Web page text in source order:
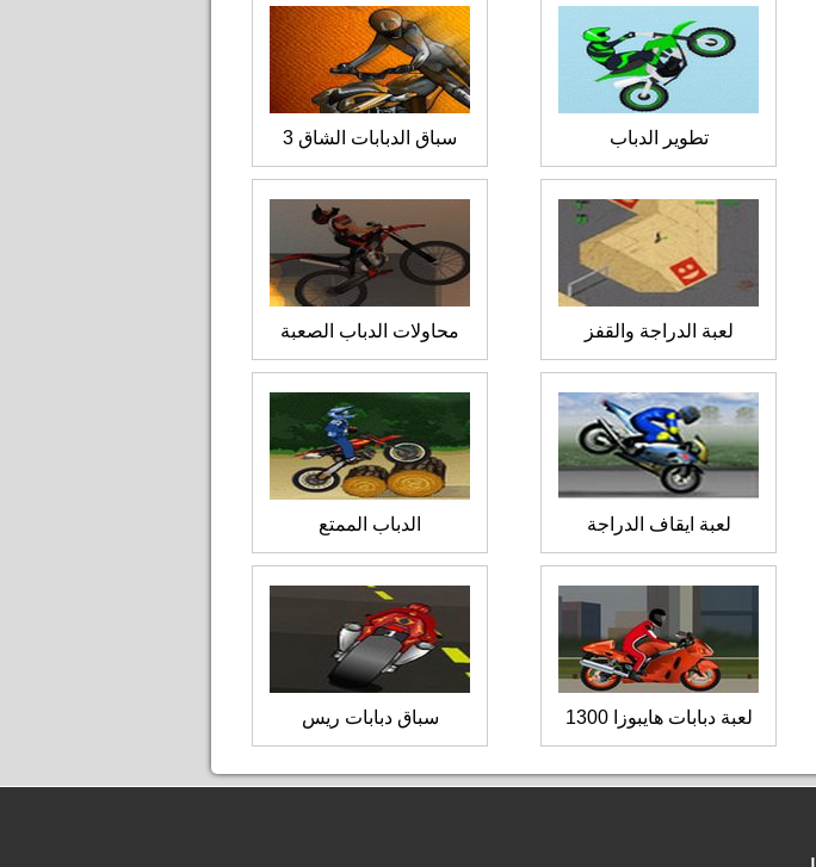
تطوير الدباب سباق الدبابات الشاق 3
لعبة الدراجة والقفز محاولات الدباب الصعبة
لعبة ايقاف الدراجة الدباب الممتع
لعبة دبابات هايبوزا 1300 سباق دبابات ريس